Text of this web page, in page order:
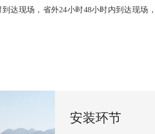
现场，省外24小时48小时内到达现场
安装环节